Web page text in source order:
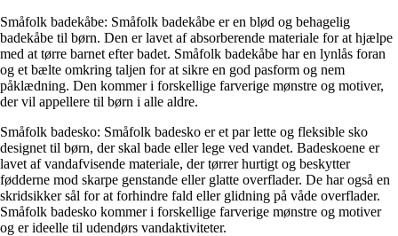
Småfolk badekåbe: Småfolk badekåbe er en blød og behagelig
badekåbe til børn. Den er lavet af absorberende materiale for at hjælpe
med at tørre barnet efter badet. Småfolk badekåbe har en lynlås foran
og et bælte omkring taljen for at sikre en god pasform og nem
påklædning. Den kommer i forskellige farverige mønstre og motiver,
der vil appellere til børn i alle aldre.
Småfolk badesko: Småfolk badesko er et par lette og fleksible sko
designet til børn, der skal bade eller lege ved vandet. Badeskoene er
lavet af vandafvisende materiale, der tørrer hurtigt og beskytter
fødderne mod skarpe genstande eller glatte overflader. De har også en
skridsikker sål for at forhindre fald eller glidning på våde overflader.
Småfolk badesko kommer i forskellige farverige mønstre og motiver
og er ideelle til udendørs vandaktiviteter.